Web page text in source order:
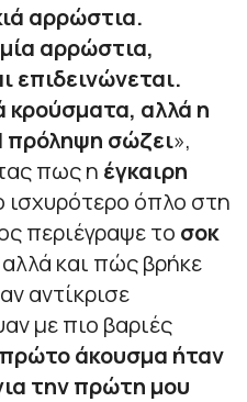
αρρώστια.
μία αρρώστια,
επιδεινώνεται.
κρούσματα, αλλά η
πρόληψη σώζει»,
πως η έγκαιρη
ισχυρότερο όπλο στη
περιέγραψε το σοκ
αλλά και πώς βρήκε
αντίκρισε
με πιο βαριές
άκουσμα ήταν
την πρώτη μου